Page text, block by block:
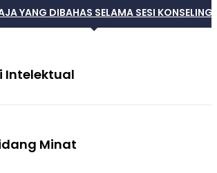
YANG DIBAHAS SELAMA SESI
Intelektual
Minat